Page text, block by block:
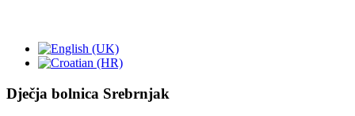
Dječja bolnica Srebrnjak